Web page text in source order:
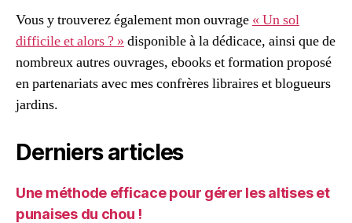
Vous y trouverez également mon ouvrage « Un sol
difficile et alors ? » disponible à la dédicace, ainsi que de
nombreux autres ouvrages, ebooks et formation proposé
en partenariats avec mes confrères libraires et blogueurs
jardins.
Derniers articles
Une méthode efficace pour gérer les altises et
punaises du chou !